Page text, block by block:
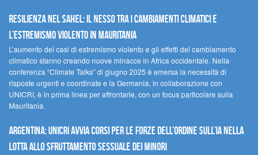
Resilienza nel Sahel: il nesso tra i cambiamenti climatici e
l’estremismo violento in Mauritania
L’aumento dei casi di estremismo violento e gli effetti del cambiamento
climatico stanno creando nuove minacce in Africa occidentale. Nella
conferenza “Climate Talks” di giugno 2025 è emersa la necessità di
risposte urgenti e coordinate e la Germania, in collaborazione con
UNICRI, è in prima linea per affrontarle, con un focus particolare sulla
Mauritania.
Argentina: UNICRI avvia corsi per le forze dell’ordine sull’IA nella
lotta allo sfruttamento sessuale dei minori